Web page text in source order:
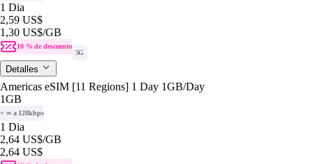
1 Dia
2,59 US$
1,30 US$/GB
10 % de descuento
5G
Detalles
Americas eSIM [11 Regions] 1 Day 1GB/Day
1GB
+ ∞ a 128kbps
1 Dia
2,64 US$/GB
2,64 US$